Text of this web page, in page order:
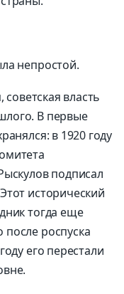
непростой.
власть
В первые
в 1920 году
подписал
исторический
тогда еще
роспуска
его перестали